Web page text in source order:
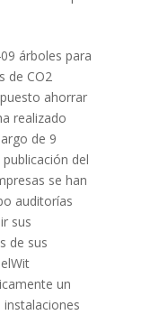
árboles para
de CO2
ahorrar
realizado
de 9
del
se han
auditorías
sus
de sus
un